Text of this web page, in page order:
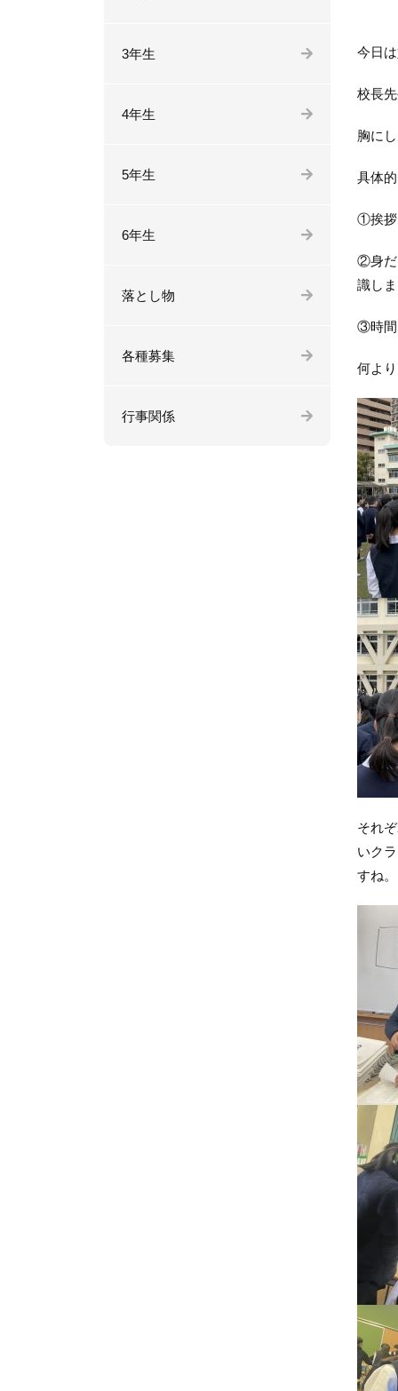
今日
校長
胸に
具体
①挨拶
②身だ
識し
③時間
何よ
それ
いク
すね。
3年生
4年生
5年生
6年生
落とし物
各種募集
行事関係